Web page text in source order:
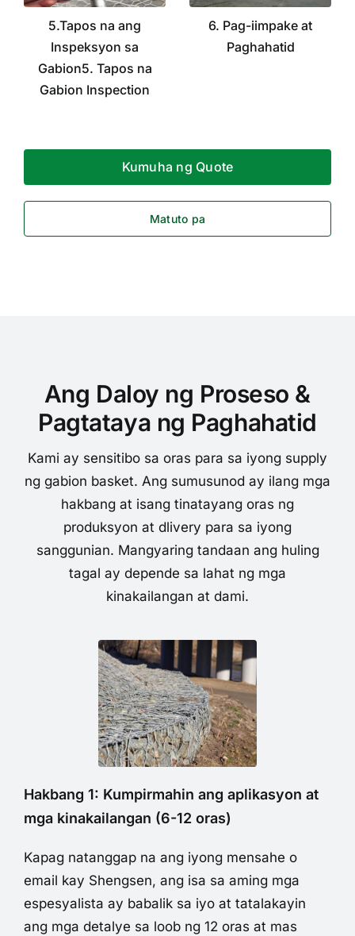
5.Tapos na ang
Inspeksyon sa
Gabion5. Tapos na
Gabion Inspection
6. Pag-iimpake at
Paghahatid
Kumuha ng Quote
Matuto pa
Ang Daloy ng Proseso &
Pagtataya ng Paghahatid
Kami ay sensitibo sa oras para sa iyong supply
ng gabion basket. Ang sumusunod ay ilang mga
hakbang at isang tinatayang oras ng
produksyon at dlivery para sa iyong
sanggunian. Mangyaring tandaan ang huling
tagal ay depende sa lahat ng mga
kinakailangan at dami.
Hakbang 1: Kumpirmahin ang aplikasyon at
mga kinakailangan (6-12 oras)
Kapag natanggap na ang iyong mensahe o
email kay Shengsen, ang isa sa aming mga
espesyalista ay babalik sa iyo at tatalakayin
ang mga detalye sa loob ng 12 oras at mas